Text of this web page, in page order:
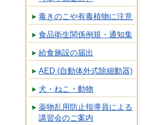
毒きのこや有毒植物に注意
食品衛生関係例規・通知集
給食施設の届出
AED (自動体外式除細動器)
犬・ねこ・動物
薬物乱用防止指導員による
講習会のご案内